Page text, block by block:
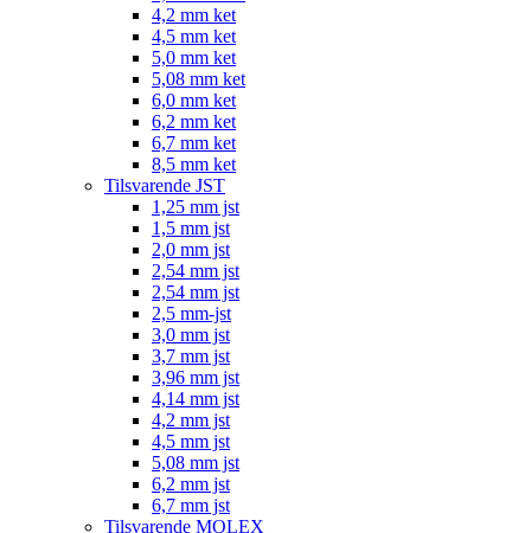
4,2 mm ket
4,5 mm ket
5,0 mm ket
5,08 mm ket
6,0 mm ket
6,2 mm ket
6,7 mm ket
8,5 mm ket
Tilsvarende JST
1,25 mm jst
1,5 mm jst
2,0 mm jst
2,54 mm jst
2,54 mm jst
2,5 mm-jst
3,0 mm jst
3,7 mm jst
3,96 mm jst
4,14 mm jst
4,2 mm jst
4,5 mm jst
5,08 mm jst
6,2 mm jst
6,7 mm jst
Tilsvarende MOLEX